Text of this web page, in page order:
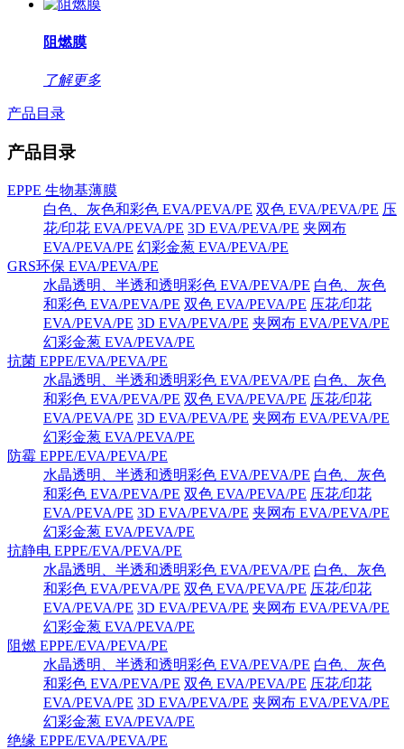
阻燃膜
了解更多
产品目录
产品目录
EPPE 生物基薄膜
白色、灰色和彩色 EVA/PEVA/PE 双色 EVA/PEVA/PE 压
花/印花 EVA/PEVA/PE 3D EVA/PEVA/PE 夹网布
EVA/PEVA/PE 幻彩金葱 EVA/PEVA/PE
GRS环保 EVA/PEVA/PE
水晶透明、半透和透明彩色 EVA/PEVA/PE 白色、灰色
和彩色 EVA/PEVA/PE 双色 EVA/PEVA/PE 压花/印花
EVA/PEVA/PE 3D EVA/PEVA/PE 夹网布 EVA/PEVA/PE
幻彩金葱 EVA/PEVA/PE
抗菌 EPPE/EVA/PEVA/PE
水晶透明、半透和透明彩色 EVA/PEVA/PE 白色、灰色
和彩色 EVA/PEVA/PE 双色 EVA/PEVA/PE 压花/印花
EVA/PEVA/PE 3D EVA/PEVA/PE 夹网布 EVA/PEVA/PE
幻彩金葱 EVA/PEVA/PE
防霉 EPPE/EVA/PEVA/PE
水晶透明、半透和透明彩色 EVA/PEVA/PE 白色、灰色
和彩色 EVA/PEVA/PE 双色 EVA/PEVA/PE 压花/印花
EVA/PEVA/PE 3D EVA/PEVA/PE 夹网布 EVA/PEVA/PE
幻彩金葱 EVA/PEVA/PE
抗静电 EPPE/EVA/PEVA/PE
水晶透明、半透和透明彩色 EVA/PEVA/PE 白色、灰色
和彩色 EVA/PEVA/PE 双色 EVA/PEVA/PE 压花/印花
EVA/PEVA/PE 3D EVA/PEVA/PE 夹网布 EVA/PEVA/PE
幻彩金葱 EVA/PEVA/PE
阻燃 EPPE/EVA/PEVA/PE
水晶透明、半透和透明彩色 EVA/PEVA/PE 白色、灰色
和彩色 EVA/PEVA/PE 双色 EVA/PEVA/PE 压花/印花
EVA/PEVA/PE 3D EVA/PEVA/PE 夹网布 EVA/PEVA/PE
幻彩金葱 EVA/PEVA/PE
绝缘 EPPE/EVA/PEVA/PE